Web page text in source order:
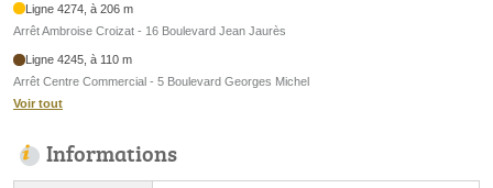
Ligne 4274, à 206 m
Arrêt Ambroise Croizat - 16 Boulevard Jean Jaurès
Ligne 4245, à 110 m
Arrêt Centre Commercial - 5 Boulevard Georges Michel
Voir tout
Informations